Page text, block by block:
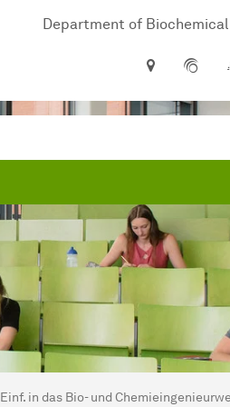
Department of
Einf. in das Bio- und